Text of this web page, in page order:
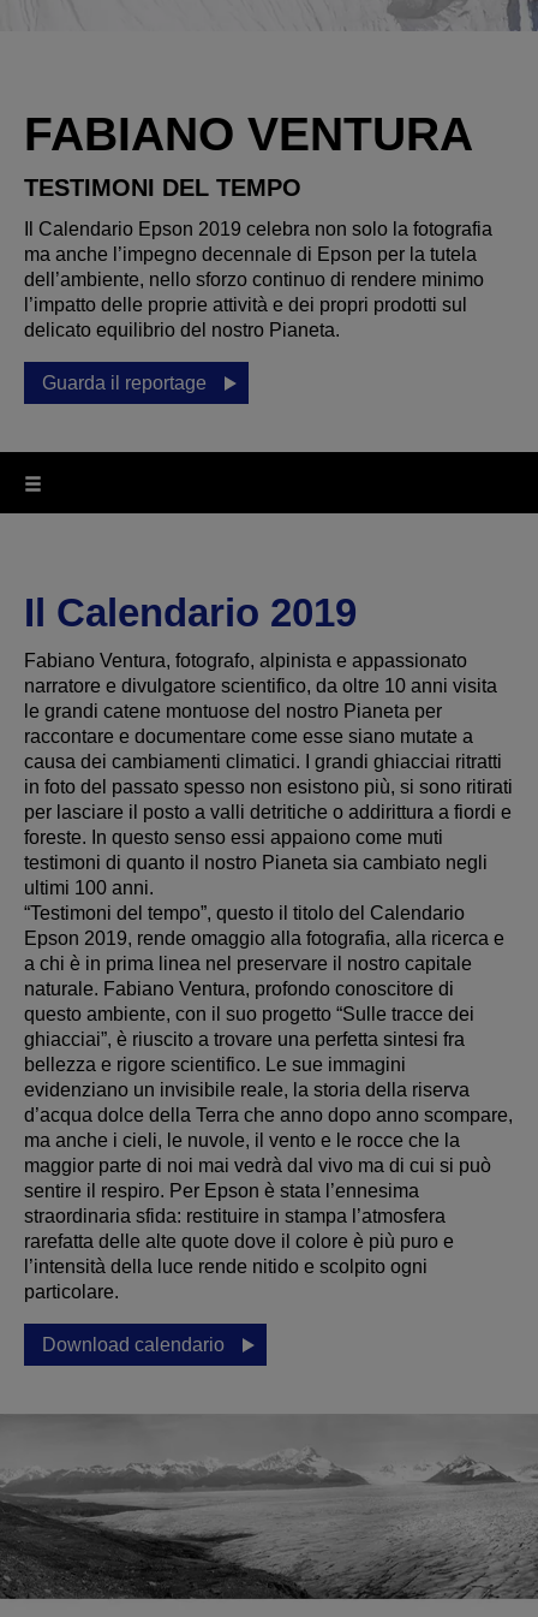
FABIANO VENTURA
TESTIMONI DEL TEMPO
Il Calendario Epson 2019 celebra non solo la fotografia
ma anche l’impegno decennale di Epson per la tutela
dell’ambiente, nello sforzo continuo di rendere minimo
l’impatto delle proprie attività e dei propri prodotti sul
delicato equilibrio del nostro Pianeta.
Guarda il reportage
Il Calendario 2019
Fabiano Ventura, fotografo, alpinista e appassionato
narratore e divulgatore scientifico, da oltre 10 anni visita
le grandi catene montuose del nostro Pianeta per
raccontare e documentare come esse siano mutate a
causa dei cambiamenti climatici. I grandi ghiacciai ritratti
in foto del passato spesso non esistono più, si sono ritirati
per lasciare il posto a valli detritiche o addirittura a fiordi e
foreste. In questo senso essi appaiono come muti
testimoni di quanto il nostro Pianeta sia cambiato negli
ultimi 100 anni.
“Testimoni del tempo”, questo il titolo del Calendario
Epson 2019, rende omaggio alla fotografia, alla ricerca e
a chi è in prima linea nel preservare il nostro capitale
naturale. Fabiano Ventura, profondo conoscitore di
questo ambiente, con il suo progetto “Sulle tracce dei
ghiacciai”, è riuscito a trovare una perfetta sintesi fra
bellezza e rigore scientifico. Le sue immagini
evidenziano un invisibile reale, la storia della riserva
d’acqua dolce della Terra che anno dopo anno scompare,
ma anche i cieli, le nuvole, il vento e le rocce che la
maggior parte di noi mai vedrà dal vivo ma di cui si può
sentire il respiro. Per Epson è stata l’ennesima
straordinaria sfida: restituire in stampa l’atmosfera
rarefatta delle alte quote dove il colore è più puro e
l’intensità della luce rende nitido e scolpito ogni
particolare.
Download calendario